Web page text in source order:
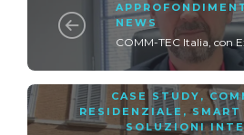
NEWS
COMM-TEC Italia, con
CASE STUDY ,
RESIDENZIALE ,
SOLUZIONI